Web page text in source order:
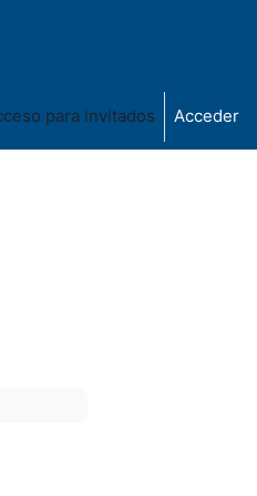
para invitados Acceder